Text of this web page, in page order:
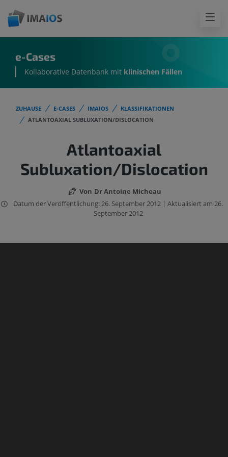
e-Cases
Kollaborative Datenbank mit klinischen Fällen
ZUHAUSE E-CASES IMAIOS
KLASSIFIKATIONEN
ATLANTOAXIAL SUBLUXATION/DISLOCATION
Atlantoaxial
Subluxation/Dislocation
Von Dr Antoine Micheau
Datum der Veröffentlichung: 26. September 2012 | Aktualisiert am 26.
September 2012